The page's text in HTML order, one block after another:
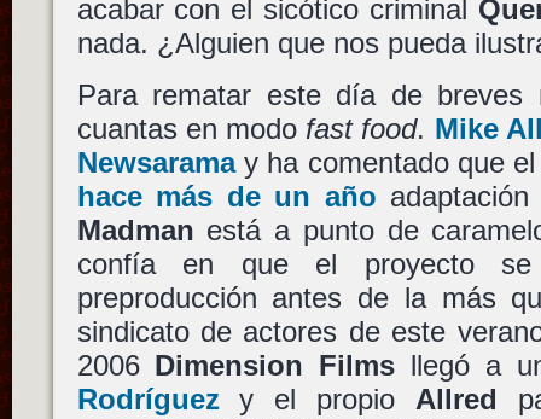
acabar con el sicótico criminal
nada. ¿Alguien que nos pueda
Para rematar este día de breves
cuantas en modo fast food. Mike
Newsaramay ha comentado que
hace más de un año
Madman está a punto de
confía en que el proyecto
preproducción antes de la más
sindicato de actores de este
2006 Dimension Films llegó a
Rodríguezy el propio Allred